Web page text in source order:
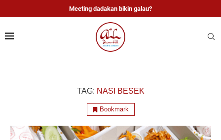
Meeting dadakan bikin galau?
TAG: NASI BESEK
Bookmark